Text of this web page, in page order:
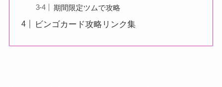
期間限定ツムで攻略
ビンゴカード攻略リンク集